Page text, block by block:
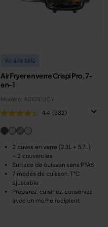
Vu à la télé
Air Fryer en verre Crispi Pro, 7-
en-1
Modèle: AS101EUCY
4.4 (332)
2 cuves en verre (2.3L + 5.7L)
+ 2 couvercles
Surface de cuisson sans PFAS
7 modes de cuisson, T°C
ajustable
Préparez, cuisinez, conservez
avec un même récipient